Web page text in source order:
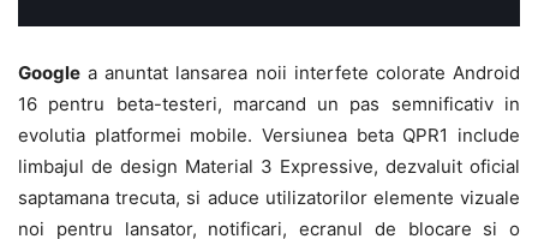
Google a anuntat lansarea noii interfete colorate Android
16 pentru beta-testeri, marcand un pas semnificativ in
evolutia platformei mobile. Versiunea beta QPR1 include
limbajul de design Material 3 Expressive, dezvaluit oficial
saptamana trecuta, si aduce utilizatorilor elemente vizuale
noi pentru lansator, notificari, ecranul de blocare si o